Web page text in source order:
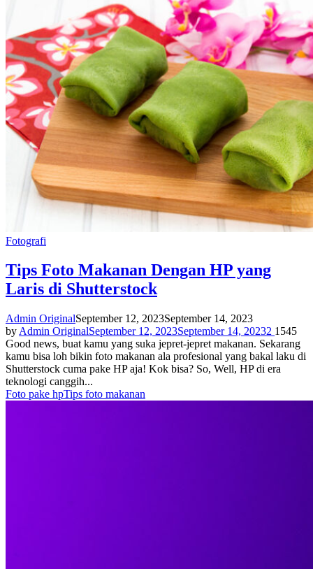
Fotografi
Tips Foto Makanan Dengan HP yang
Laris di Shutterstock
Admin OriginalSeptember 12, 2023September 14, 2023
by Admin OriginalSeptember 12, 2023September 14, 20232 1545
Good news, buat kamu yang suka jepret-jepret makanan. Sekarang
kamu bisa loh bikin foto makanan ala profesional yang bakal laku di
Shutterstock cuma pake HP aja! Kok bisa? So, Well, HP di era
teknologi canggih...
Foto pake hpTips foto makanan